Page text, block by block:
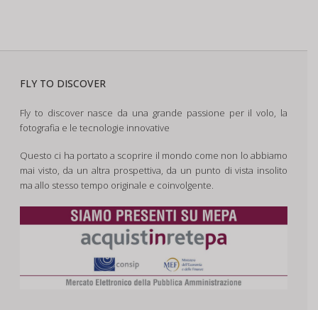
FLY TO DISCOVER
Fly to discover nasce da una grande passione per il volo, la
fotografia e le tecnologie innovative
Questo ci ha portato a scoprire il mondo come non lo abbiamo
mai visto, da un altra prospettiva, da un punto di vista insolito
ma allo stesso tempo originale e coinvolgente.